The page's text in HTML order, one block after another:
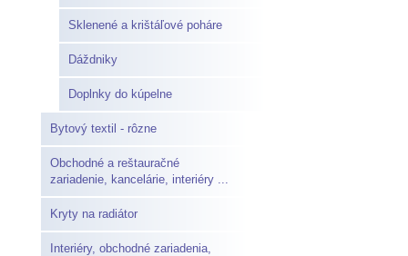
Sklenené a krištáľové poháre
Dáždniky
Doplnky do kúpelne
Bytový textil - rôzne
Obchodné a reštauračné
zariadenie, kancelárie, interiéry ...
Kryty na radiátor
Interiéry, obchodné zariadenia,